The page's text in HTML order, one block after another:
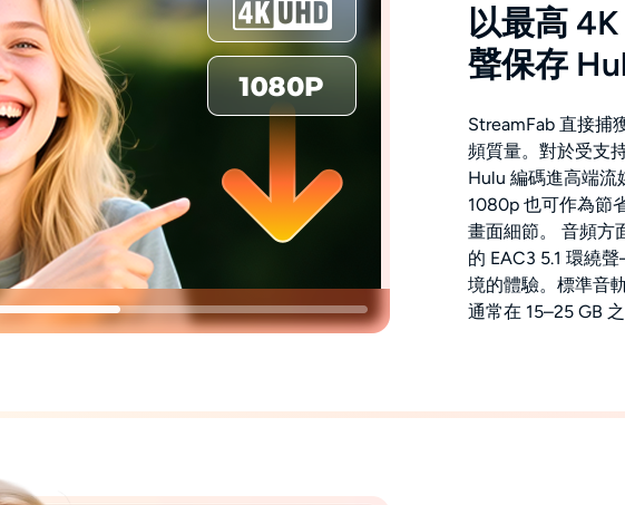
以最高
聲保存
StreamFab 直接捕
頻質量。對於受支
Hulu 編碼進高端流
1080p 也可作為節
畫面細節。 音頻方
的 EAC3 5.1 環繞
境的體驗。標準音
通常在 15–25 GB